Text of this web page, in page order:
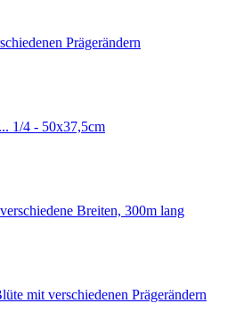
Prägerändern
1/4 - 50x37,5cm
verschiedene Breiten, 300m lang
mit verschiedenen Prägerändern